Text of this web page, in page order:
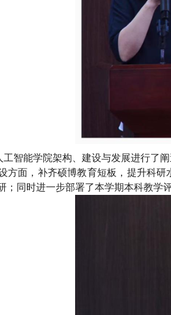
工智能学院架构、建设与发展进行了
方面，补齐硕博教育短板，提升科
；同时进一步部署了本学期本科教学